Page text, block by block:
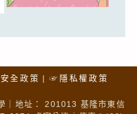
全政策 ☞隱私權政策
｜地址： 201013 基隆市東信